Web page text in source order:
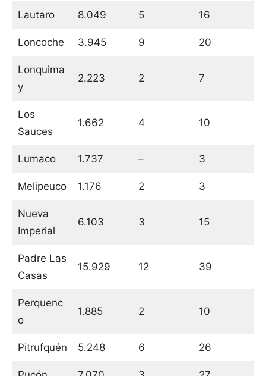
Lautaro 8.049 5 16
Loncoche 3.945 9 20
Lonquima
y
2.223 2 7
Los
Sauces
1.662 4 10
Lumaco 1.737 – 3
Melipeuco 1.176 2 3
Nueva
Imperial
6.103 3 15
Padre Las
Casas
15.929 12 39
Perquenc
o
1.885 2 10
Pitrufquén 5.248 6 26